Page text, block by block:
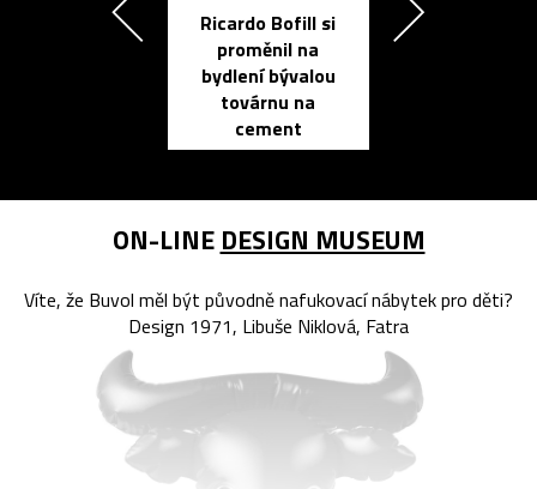
Ricardo Bofill si
proměnil na
bydlení bývalou
továrnu na
cement
ON-LINE DESIGN MUSEUM
Víte, že Buvol měl být původně nafukovací nábytek pro děti?
Design 1971, Libuše Niklová, Fatra